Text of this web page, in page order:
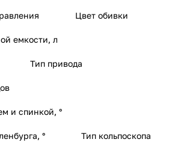
Цвет обивки
емкости, л
Тип привода
и спинкой, °
° Тип кольпоскопа